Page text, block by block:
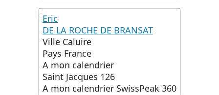
ED
Eric
DE LA ROCHE DE BRANSAT
Ville Caluire
Pays France
A mon calendrier
Saint Jacques 126
A mon calendrier SwissPeak 360